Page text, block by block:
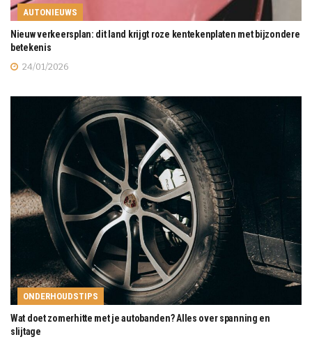
AUTONIEUWS
Nieuw verkeersplan: dit land krijgt roze kentekenplaten met bijzondere
betekenis
24/01/2026
ONDERHOUDSTIPS
Wat doet zomerhitte met je autobanden? Alles over spanning en
slijtage